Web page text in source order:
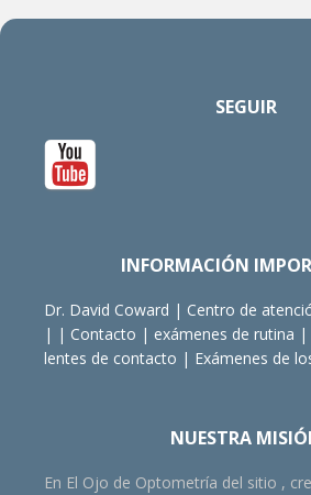
SEGUIR
INFORMACIÓN
Dr. David Coward | Centro de
| | Contacto | exámenes de rutina |
lentes de contacto | Exámenes de
NUESTRA
En El Ojo de Optometría del sitio ,